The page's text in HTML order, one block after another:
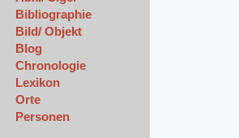
Bibliographie
Bild/ Objekt
Blog
Chronologie
Lexikon
Orte
Personen